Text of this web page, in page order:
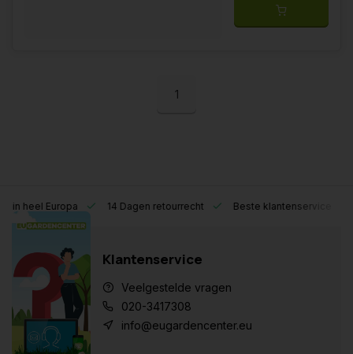
1
Europa 14 Dagen retourrecht Beste klantenservice
Klantenservice
Veelgestelde vragen
020-3417308
info@eugardencenter.eu